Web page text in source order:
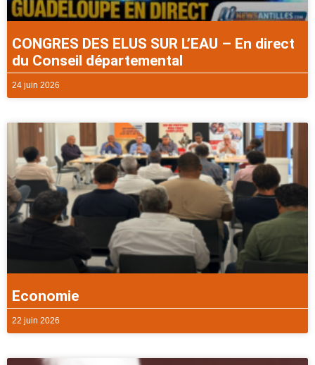
CONGRES DES ELUS SUR L’EAU – En direct
du Conseil départemental
24 juin 2026
Economie
22 juin 2026